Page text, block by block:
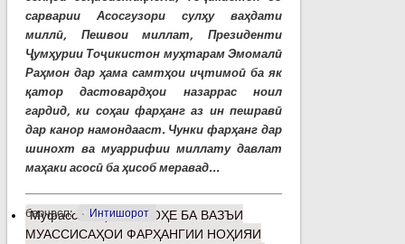
сарварии Асосгузори сулҳу ваҳдати
миллӣ, Пешвои миллат, Президенти
Ҷумҳурии Тоҷикистон муҳтарам Эмомалӣ
Раҳмон дар ҳама самтҳои иҷтимоӣ ба як
қатор дастовардҳои назаррас ноил
гардид, ки соҳаи фарҳанг аз ин пешравӣ
дар канор намондааст. Чунки фарҳанг дар
шинохт ва муаррифии миллату давлат
маҳаки асосӣ ба ҳисоб меравад...
барчасп: Интишорот
Муфассалтаро НИГОҲЕ БА ВАЗЪИ
МУАССИСАҲОИ ФАРҲАНГИИ НОҲИЯИ